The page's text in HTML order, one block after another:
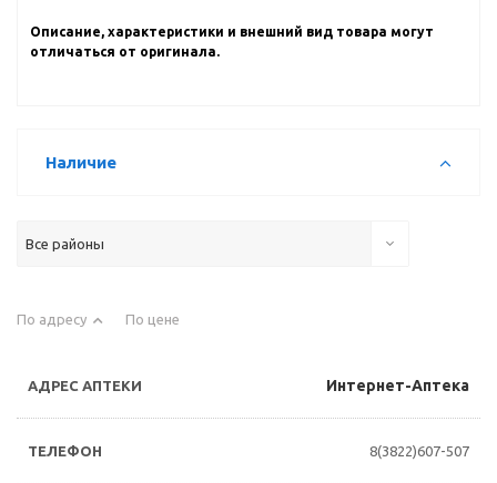
Описание, характеристики и внешний вид товара могут
отличаться от оригинала.
Наличие
Все районы
По адресу По цене
Интернет-Аптека
8(3822)607-507